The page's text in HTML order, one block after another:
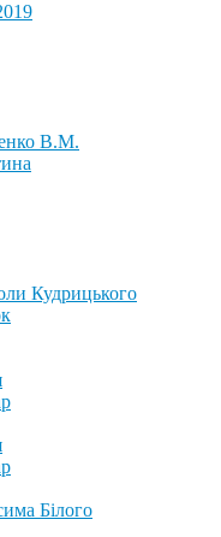
В.М.
Кудрицького
Білого